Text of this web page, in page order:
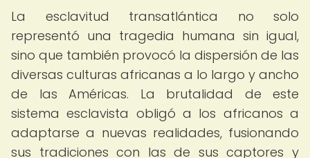
La esclavitud transatlántica no solo
representó una tragedia humana sin igual,
sino que también provocó la dispersión de las
diversas culturas africanas a lo largo y ancho
de las Américas. La brutalidad de este
sistema esclavista obligó a los africanos a
adaptarse a nuevas realidades, fusionando
sus tradiciones con las de sus captores y